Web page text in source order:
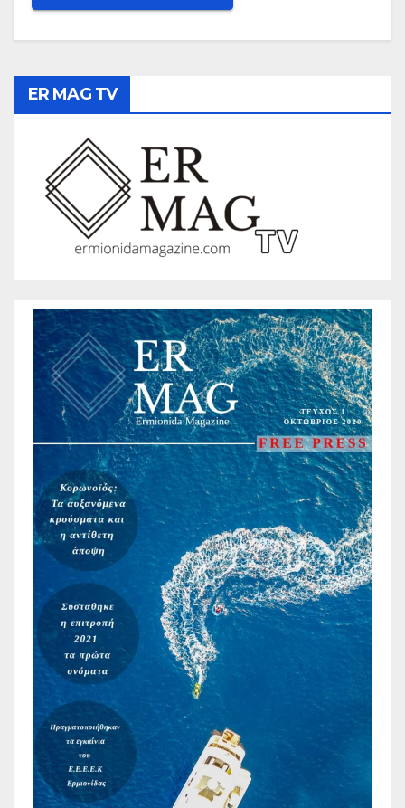
ER MAG TV